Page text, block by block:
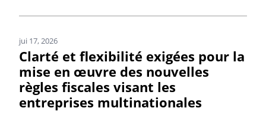
jui 17, 2026
Clarté et flexibilité exigées pour la
mise en œuvre des nouvelles
règles fiscales visant les
entreprises multinationales